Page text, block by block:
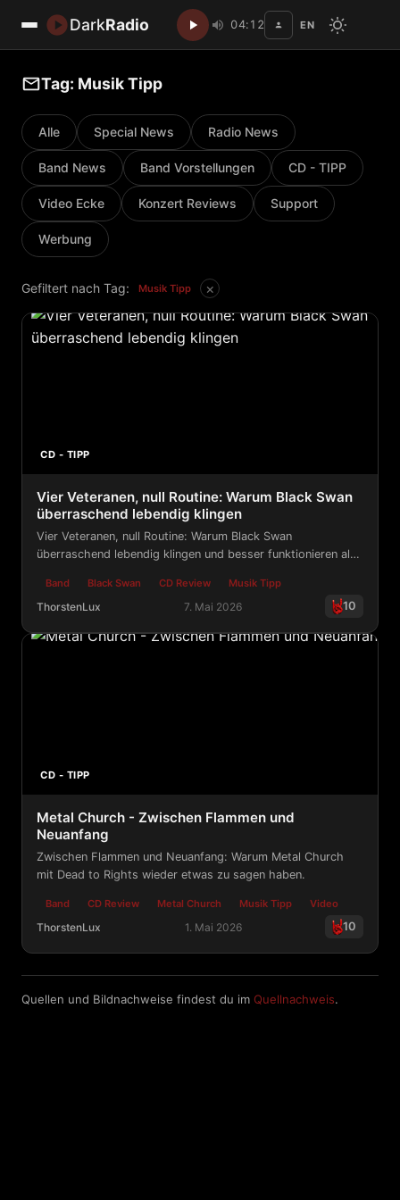
DarkRadio 04:12 EN
Tag: Musik Tipp
Alle Special News Radio News
Band News Band Vorstellungen CD - TIPP
Video Ecke Konzert Reviews Support
Werbung
Gefiltert nach Tag: Musik Tipp ×
CD - TIPP
Vier Veteranen, null Routine: Warum Black Swan
überraschend lebendig klingen
Vier Veteranen, null Routine: Warum Black Swan
überraschend lebendig klingen und besser funktionieren als
Band Black Swan CD Review Musik Tipp
ThorstenLux 7. Mai 2026 10
Vier Veteranen, null Routine: Warum Black Swan
CD - TIPP
Metal Church - Zwischen Flammen und
Neuanfang
Zwischen Flammen und Neuanfang: Warum Metal Church
mit Dead to Rights wieder etwas zu sagen haben.
Band CD Review Metal Church Musik Tipp Video
ThorstenLux 1. Mai 2026 10
Quellen und Bildnachweise findest du im Quellnachweis.